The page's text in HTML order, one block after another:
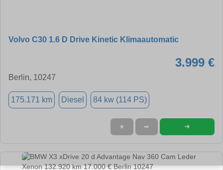
Volvo C30 1.6 D Drive Kinetic Klimaautomatic
3.999 €
Berlin, 10247
175.171 km Diesel 84 kw (114 PS)
★ ➦ ➜